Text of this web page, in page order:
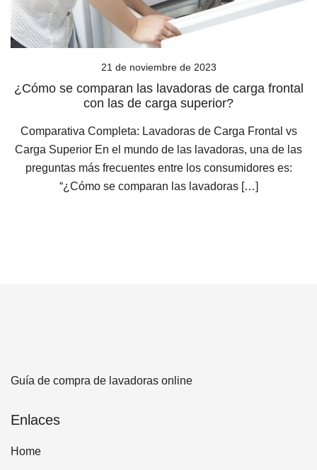
21 de noviembre de 2023
¿Cómo se comparan las lavadoras de carga frontal
con las de carga superior?
Comparativa Completa: Lavadoras de Carga Frontal vs
Carga Superior En el mundo de las lavadoras, una de las
preguntas más frecuentes entre los consumidores es:
“¿Cómo se comparan las lavadoras […]
Guía de compra de lavadoras online
Enlaces
Home